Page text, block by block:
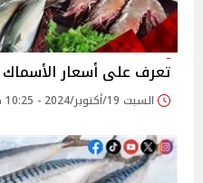
تعرف على أسعار
السبت 19/أكتوبر/2024 - 10:25 ص